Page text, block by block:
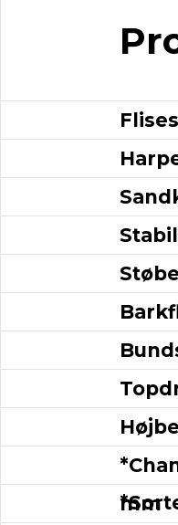
*Sorte granitkærver 11/16 mm